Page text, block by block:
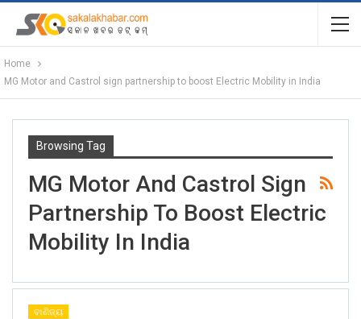
Home
MG Motor and Castrol sign partnership to boost Electric Mobility in India
Browsing Tag
MG Motor And Castrol Sign
Partnership To Boost Electric
Mobility In India
ବାଣିଜ୍ୟ